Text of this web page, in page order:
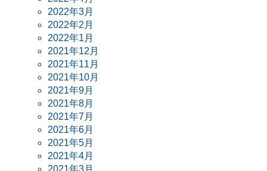
2022年3月
2022年2月
2022年1月
2021年12月
2021年11月
2021年10月
2021年9月
2021年8月
2021年7月
2021年6月
2021年5月
2021年4月
2021年3月